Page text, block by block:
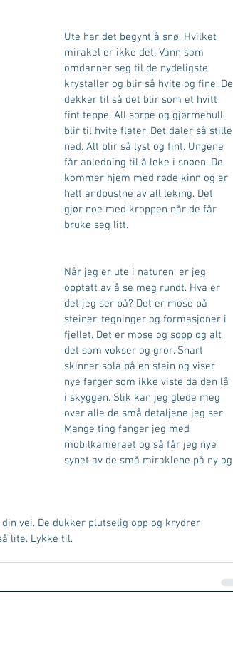
Ute har det begynt å snø. Hvilket
mirakel er ikke det. Vann som
omdanner seg til de nydeligste
krystaller og blir så hvite og fine. De
dekker til så det blir som et hvitt
fint teppe. All sorpe og gjørmehull
blir til hvite flater. Det daler så stille
ned. Alt blir så lyst og fint. Ungene
får anledning til å leke i snøen. De
kommer hjem med røde kinn og er
helt andpustne av all leking. Det
gjør noe med kroppen når de får
bruke seg litt.
Når jeg er ute i naturen, er jeg
opptatt av å se meg rundt. Hva er
det jeg ser på? Det er mose på
steiner, tegninger og formasjoner i
fjellet. Det er mose og sopp og alt
det som vokser og gror. Snart
skinner sola på en stein og viser
nye farger som ikke viste da den lå
i skyggen. Slik kan jeg glede meg
over alle de små detaljene jeg ser.
Mange ting fanger jeg med
mobilkameraet og så får jeg nye
synet av de små miraklene på ny og
vei. De dukker plutselig opp og krydrer
lite. Lykke til.